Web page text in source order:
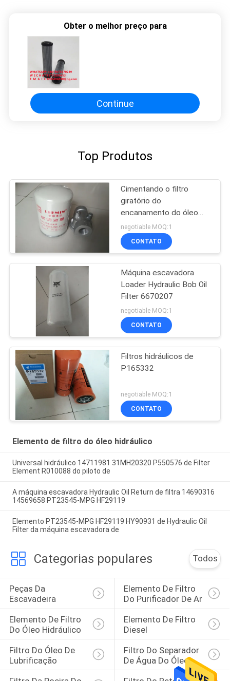
Obter o melhor preço para
Continue
Top Produtos
Cimentando o filtro
giratório do
encanamento do óleo
hidráulico
negotiable MOQ:1
CONTATO
Máquina escavadora
Loader Hydraulic Bob Oil
Filter 6670207
negotiable MOQ:1
CONTATO
Filtros hidráulicos de
P165332
negotiable MOQ:1
CONTATO
Elemento de filtro do óleo hidráulico
Universal hidráulico 14711981 31MH20320 P550576 de Filter
Element R010088 do piloto de
A máquina escavadora Hydraulic Oil Return de filtra 14690316
14569658 PT23545-MPG HF29119
Elemento PT23545-MPG HF29119 HY90931 de Hydraulic Oil
Filter da máquina escavadora de
Categorias populares Todos
Peças Da
Escavadeira
Elemento De Filtro
Do Purificador De Ar
Elemento De Filtro
Do Óleo Hidráulico
Elemento De Filtro
Diesel
Filtro Do Óleo De
Lubrificação
Filtro Do Separador
De Água Do Óleo